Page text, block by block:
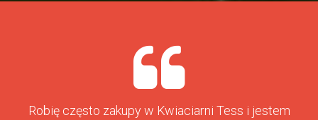
Robię często zakupy w Kwiaciarni Tess i jestem